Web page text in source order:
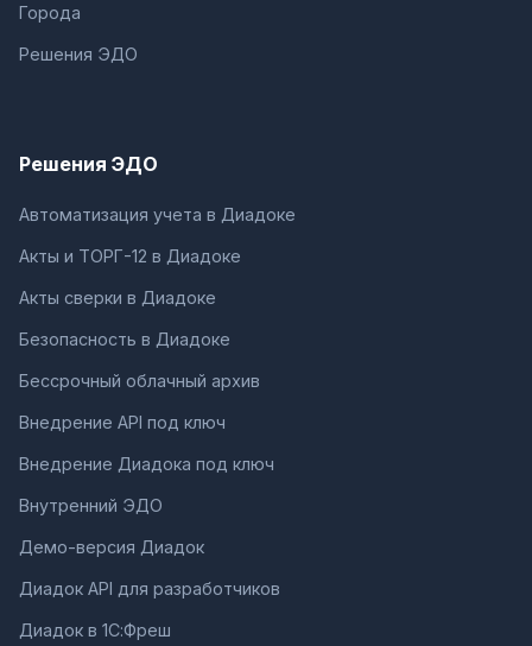
Города
Решения ЭДО
Решения ЭДО
Автоматизация учета в Диадоке
Акты и ТОРГ-12 в Диадоке
Акты сверки в Диадоке
Безопасность в Диадоке
Бессрочный облачный архив
Внедрение API под ключ
Внедрение Диадока под ключ
Внутренний ЭДО
Демо-версия Диадок
Диадок API для разработчиков
Диадок в 1С:Фреш